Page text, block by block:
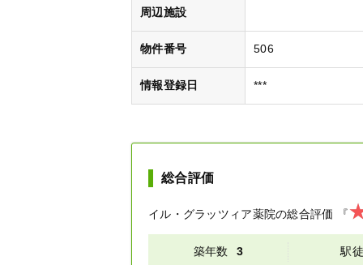
周辺施設
物件番号 506
情報登録日 ***
総合評価
イル・グラッツィア薬院の総合評価 『
築年数 3 駅